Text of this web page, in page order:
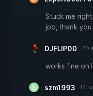
Stuck me
job, thank you
DJFLIP00 20
works fine on
szm1993 15